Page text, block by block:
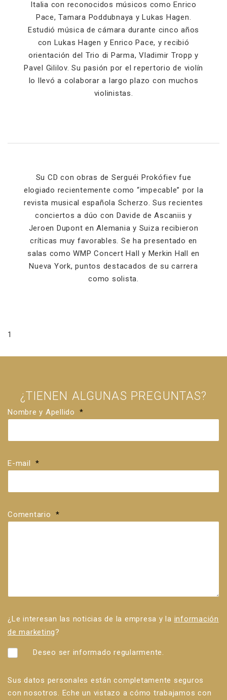
Italia con reconocidos músicos como Enrico
Pace, Tamara Poddubnaya y Lukas Hagen.
Estudió música de cámara durante cinco años
con Lukas Hagen y Enrico Pace, y recibió
orientación del Trio di Parma, Vladimir Tropp y
Pavel Gililov. Su pasión por el repertorio de violín
lo llevó a colaborar a largo plazo con muchos
violinistas.
Su CD con obras de Serguéi Prokófiev fue
elogiado recientemente como “impecable” por la
revista musical española Scherzo. Sus recientes
conciertos a dúo con Davide de Ascaniis y
Jeroen Dupont en Alemania y Suiza recibieron
críticas muy favorables. Se ha presentado en
salas como WMP Concert Hall y Merkin Hall en
Nueva York, puntos destacados de su carrera
como solista.
1
¿TIENEN ALGUNAS PREGUNTAS?
Nombre y Apellido *
E-mail *
Comentario *
¿Le interesan las noticias de la empresa y la información
de marketing?
Deseo ser informado regularmente.
Sus datos personales están completamente seguros
con nosotros. Eche un vistazo a cómo trabajamos con